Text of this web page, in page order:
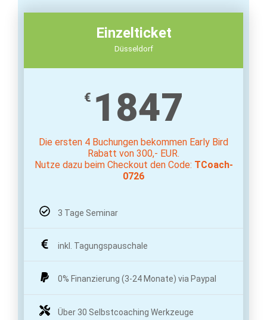
Einzelticket
Düsseldorf
€ 1847
Die ersten 4 Buchungen bekommen Early Bird
Rabatt von 300,- EUR.
Nutze dazu beim Checkout den Code: TCoach-
0726
3 Tage Seminar
inkl. Tagungspauschale
0% Finanzierung (3-24 Monate) via Paypal
Über 30 Selbstcoaching Werkzeuge